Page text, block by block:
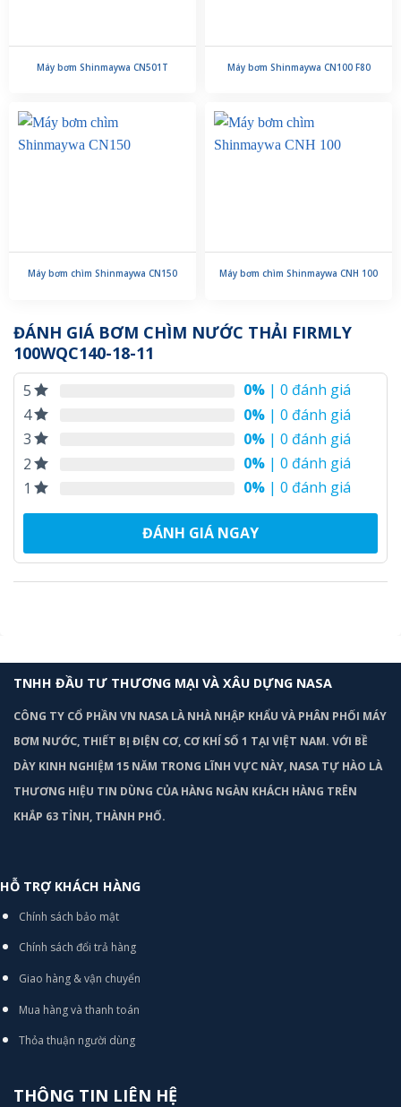
Máy bơm Shinmaywa CN501T Máy bơm Shinmaywa CN100 F80
Máy bơm chìm Shinmaywa CN150 Máy bơm chìm Shinmaywa CNH 100
ĐÁNH GIÁ BƠM CHÌM NƯỚC THẢI FIRMLY
100WQC140-18-11
5 0% | 0 đánh giá
4
0% | 0 đánh giá
3
0% | 0 đánh giá
2
0% | 0 đánh giá
1
0% | 0 đánh giá
ĐÁNH GIÁ NGAY
TNHH ĐẦU TƯ THƯƠNG MẠI VÀ XÂU DỰNG NASA
CÔNG TY CỔ PHẦN VN NASA LÀ NHÀ NHẬP KHẨU VÀ PHÂN PHỐI MÁY
BƠM NƯỚC, THIẾT BỊ ĐIỆN CƠ, CƠ KHÍ SỐ 1 TẠI VIỆT NAM. VỚI BỀ
DÀY KINH NGHIỆM 15 NĂM TRONG LĨNH VỰC NÀY, NASA TỰ HÀO LÀ
THƯƠNG HIỆU TIN DÙNG CỦA HÀNG NGÀN KHÁCH HÀNG TRÊN
KHẮP 63 TỈNH, THÀNH PHỐ.
HỖ TRỢ KHÁCH HÀNG
Chính sách bảo mật
Chính sách đổi trả hàng
Giao hàng & vận chuyển
Mua hàng và thanh toán
Thỏa thuận người dùng
THÔNG TIN LIÊN HỆ